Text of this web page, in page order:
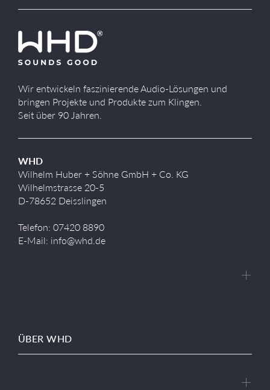
Wir entwickeln faszinierende Audio-Lösungen und
bringen Projekte und Produkte zum Klingen.
Seit über 90 Jahren.
WHD
Wilhelm Huber + Söhne GmbH + Co. KG
Wilhelmstrasse 20-5
D-78652 Deisslingen
Telefon: 07420 8890
E-Mail: info@whd.de
ÜBER WHD